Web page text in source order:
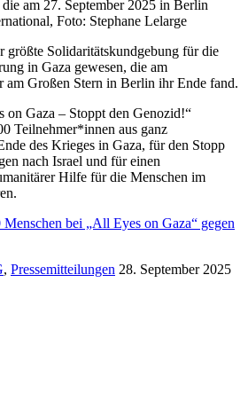
am 27. September 2025 in Berlin
Foto: Stephane Lelarge
größte Solidaritätskundgebung für die
in Gaza gewesen, die am
am Großen Stern in Berlin ihr Ende fand.
Gaza – Stoppt den Genozid!“
Teilnehmer*innen aus ganz
des Krieges in Gaza, für den Stopp
nach Israel und für einen
Hilfe für die Menschen im
Menschen bei „All Eyes on Gaza“ gegen
, Pressemitteilungen 28. September 2025